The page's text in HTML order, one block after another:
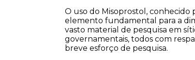
O uso do Misoprostol, conhecido
elemento fundamental para a
vasto material de pesquisa em
governamentais, todos com
breve esforço de pesquisa.